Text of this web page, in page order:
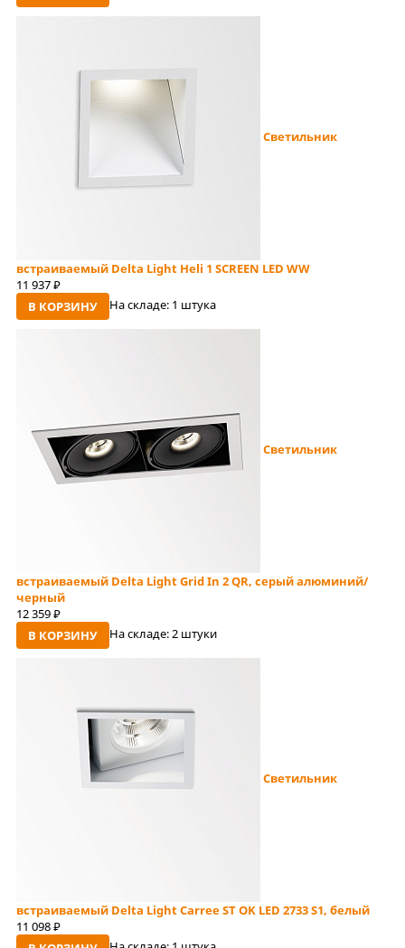
Светильник
встраиваемый Delta Light Heli 1 SCREEN LED WW
11 937 руб
В КОРЗИНУ На складе: 1 штука
Светильник
встраиваемый Delta Light Grid In 2 QR, серый алюминий/
черный
12 359 руб
В КОРЗИНУ На складе:2 штуки
Светильник
встраиваемый Delta Light Carree ST OK LED 2733 S1, белый
11 098 руб